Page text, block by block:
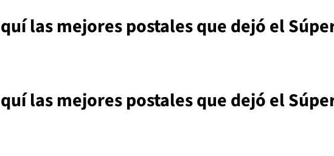
las mejores postales que dejó el
las mejores postales que dejó el